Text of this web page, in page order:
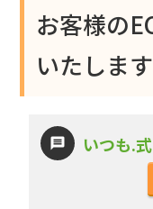
お客様の
いたします
いつも.